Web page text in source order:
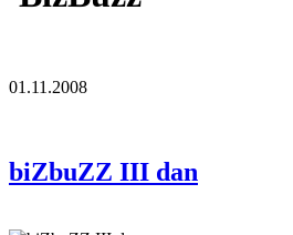
01.11.2008
biZbuZZ III dan